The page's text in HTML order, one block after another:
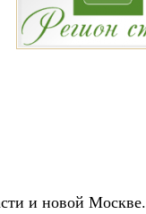
и новой Москве.